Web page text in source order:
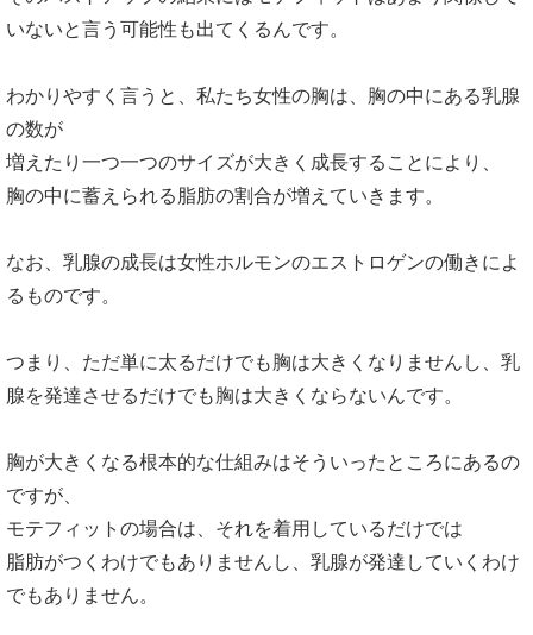
いないと言う可能性も出てくるんです。
わかりやすく言うと、私たち女性の胸は、胸の中にある乳腺
の数が
増えたり一つ一つのサイズが大きく成長することにより、
胸の中に蓄えられる脂肪の割合が増えていきます。
なお、乳腺の成長は女性ホルモンのエストロゲンの働きによ
るものです。
つまり、ただ単に太るだけでも胸は大きくなりませんし、乳
腺を発達させるだけでも胸は大きくならないんです。
胸が大きくなる根本的な仕組みはそういったところにあるの
ですが、
モテフィットの場合は、それを着用しているだけでは
脂肪がつくわけでもありませんし、乳腺が発達していくわけ
でもありません。